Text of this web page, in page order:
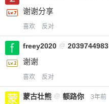
谢谢分享
喜欢 反对
freey2020 @ 2039744983
谢谢
喜欢 反对
蒙古壮熊 @ 额路你 3年前